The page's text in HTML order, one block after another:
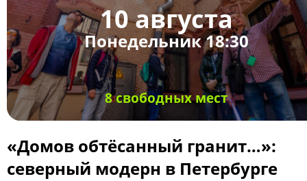
10 августа
Понедельник 18:30
8 свободных мест
«Домов обтёсанный гранит…»:
северный модерн в Петербурге